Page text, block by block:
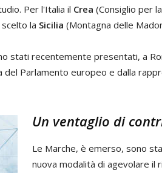
Per l'Italia il Crea (Consiglio per
la Sicilia (Montagna delle
stati recentemente presentati, a
Parlamento europeo e dalla
Un ventaglio di
Le Marche, è emerso, sono
nuova modalità di agevolare il